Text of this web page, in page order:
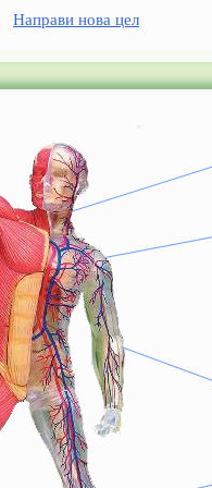
Направи нова цел